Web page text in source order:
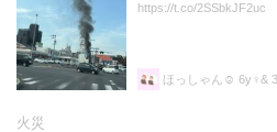
https://t.co/2SSbkJF2uc
ほっしゃん‎☺︎ 6y♀&
火災